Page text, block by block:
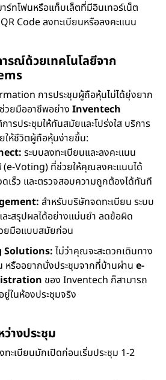
ร์ทโฟนหรือแท็บเล็ตที่มีอินเทอร์เน็ต
Code ลงทะเบียนหรือลงคะแนน
รณ์ด้วยเทคโนโลยีจาก
การประชุมผู้ถือหุ้นไม่ได้ยุ่งยาก
วยมืออาชีพอย่าง Inventech
ารประชุมให้ทันสมัยและโปร่งใส บริการ
ให้ชีวิตผู้ถือหุ้นง่ายขึ้น:
ระบบลงทะเบียนและลงคะแนน
(e-Voting) ที่ช่วยให้คุณลงคะแนนได้
เร็ว และตรวจสอบความถูกต้องได้ทันที
สำหรับบริษัทจดทะเบียน ระบบ
ะสรุปผลได้อย่างแม่นยำ ลดข้อผิด
ยมือแบบสมัยก่อน
Solutions: ไม่ว่าคุณจะสะดวกเดินทาง
หรืออยากนั่งประชุมจากที่บ้านผ่าน e-
ของ Inventech ก็สามารถ
ยู่ในห้องประชุมจริง
างประชุม
ทะเบียนมักเปิดก่อนเริ่มประชุม 1-2